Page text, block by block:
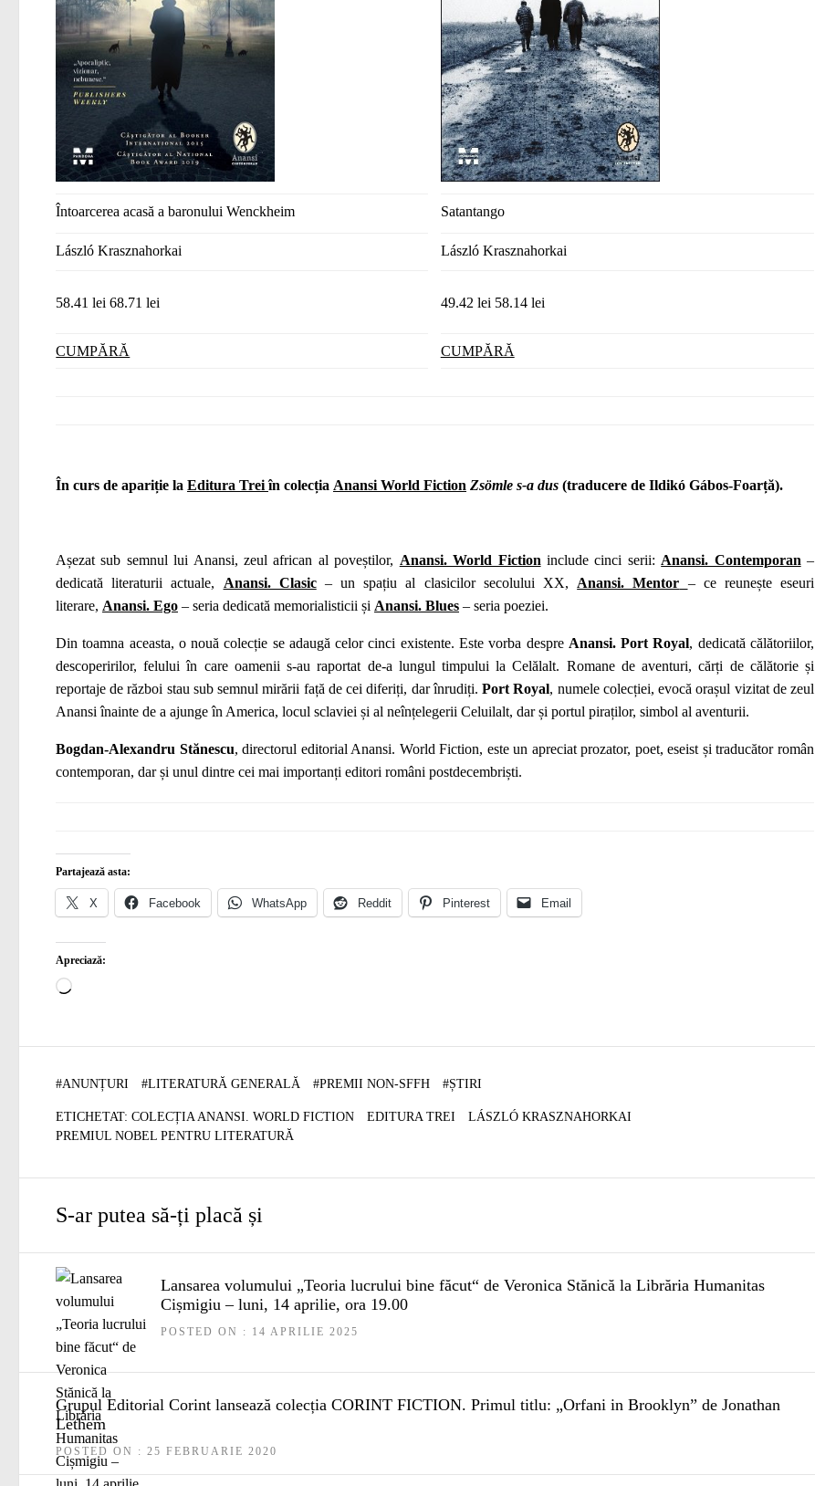
Întoarcerea acasă a baronului Wenckheim
László Krasznahorkai
58.41 lei68.71 lei
CUMPĂRĂ
Satantango
László Krasznahorkai
49.42 lei 58.14 lei
CUMPĂRĂ
În curs de apariție la Editura Treiîn colecția Anansi World Fiction Zsömle s-a dus (traducere de Ildikó Gábos‑Foarță).
Așezat sub semnul lui Anansi, zeul african al poveștilor, Anansi. World Fiction include cinci serii: Anansi. Contemporan –
dedicată literaturii actuale, Anansi. Clasic– un spațiu al clasicilor secolului XX, Anansi. Mentor – ce reunește eseuri
literare, Anansi. Ego – seria dedicată memorialisticii și Anansi. Blues – seria poeziei.
Din toamna aceasta, o nouă colecție se adaugă celor cinci existente. Este vorba despre Anansi. Port Royal, dedicată călătoriilor,
descoperirilor, felului în care oamenii s-au raportat de-a lungul timpului la Celălalt. Romane de aventuri, cărți de călătorie și
reportaje de război stau sub semnul mirării față de cei diferiți, dar înrudiți.Port Royal, numele colecției, evocă orașul vizitat de zeul
Anansi înainte de a ajunge în America, locul sclaviei și al neînțelegerii Celuilalt, dar și portul piraților, simbol al aventurii.
Bogdan-Alexandru Stănescu, directorul editorial Anansi. World Fiction, este un apreciat prozator, poet, eseist și traducător român
contemporan, dar și unul dintre cei mai importanți editori români postdecembriști.
Partajează asta:
X Facebook WhatsApp Reddit Pinterest Email
Apreciază:
Încarc...
#ANUNȚURI #LITERATURĂ GENERALĂ #PREMII NON-SFFH #ȘTIRI
ETICHETAT: COLECȚIA ANANSI. WORLD FICTION EDITURA TREI
LÁSZLÓ KRASZNAHORKAI
PREMIUL NOBEL PENTRU LITERATURĂ
S-ar putea să-ți placă și
Lansarea volumului „Teoria lucrului bine făcut“ de Veronica Stănică la Librăria Humanitas
Cișmigiu – luni, 14 aprilie, ora 19.00
POSTED ON : 14 APRILIE 2025
Grupul Editorial Corint lansează colecția CORINT FICTION. Primul titlu: „Orfani in Brooklyn” de Jonathan
Lethem
POSTED ON : 25 FEBRUARIE 2020